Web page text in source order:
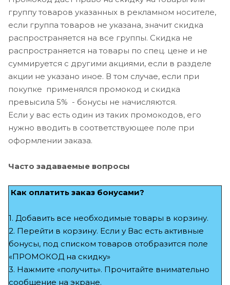
группу товаров указанных в рекламном носителе,
если группа товаров не указана, значит скидка
распространяется на все группы. Скидка не
распространяется на товары по спец. цене и не
суммируется с другими акциями, если в разделе
акции не указано иное. В том случае, если при
покупке применялся промокод и скидка
превысила 5% - бонусы не начисляются.
Если у вас есть один из таких промокодов, его
нужно вводить в соответствующее поле при
оформлении заказа.
Часто задаваемые вопросы
Как оплатить заказ бонусами?
1. Добавить все необходимые товары в корзину.
2. Перейти в корзину. Если у Вас есть активные
бонусы, под списком товаров отобразится поле
«ПРОМОКОД на скидку»
3. Нажмите «получить». Прочитайте внимательно
сообщение на экране.